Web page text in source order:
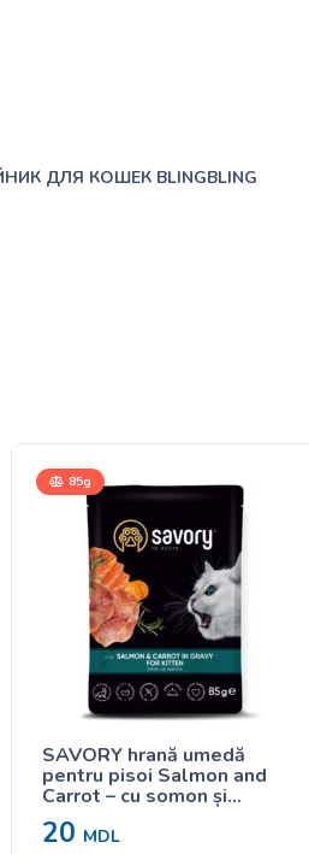
ДЛЯ КОШЕК BLINGBLING
85g
SAVORY hrană umedă
pentru pisoi Salmon and
Carrot – cu somon și
morcov în sos 85g
20 MDL